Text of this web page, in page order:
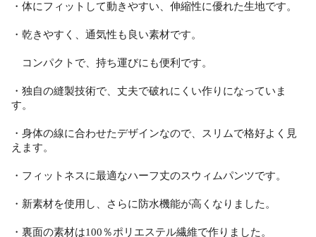
・体にフィットして動きやすい、伸縮性に優れた生地です。
・乾きやすく、通気性も良い素材です。
コンパクトで、持ち運びにも便利です。
・独自の縫製技術で、丈夫で破れにくい作りになっていま
す。
・身体の線に合わせたデザインなので、スリムで格好よく見
えます。
・フィットネスに最適なハーフ丈のスウィムパンツです。
・新素材を使用し、さらに防水機能が高くなりました。
・裏面の素材は100％ポリエステル繊維で作りました。